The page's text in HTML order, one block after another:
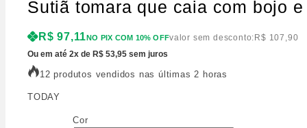
Sutiã tomara que caia com bojo
R$ 97,11NO PIX COM 10% OFFvalor sem desconto: R$ 107,90
Ou em até 2x de R$ 53,95 sem juros
12 produtos vendidos nas últimas 2 horas
TODAY
Cor